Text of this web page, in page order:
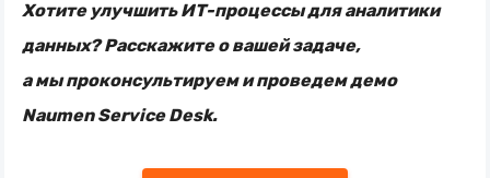
Хотите улучшитьИТ-процессыдля аналитики
данных? Расскажите о вашей задаче,
а мы проконсультируем и проведем демо
Naumen Service Desk.